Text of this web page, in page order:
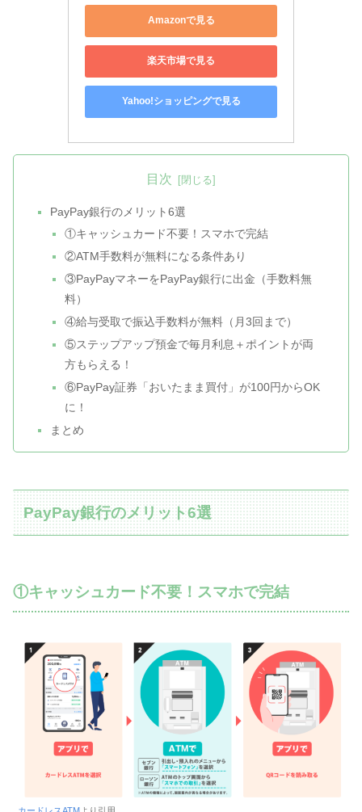
Amazonで見る
楽天市場で見る
Yahoo!ショッピングで見る
目次
PayPay銀行のメリット6選
①キャッシュカード不要！スマホで完結
②ATM手数料が無料になる条件あり
③PayPayマネーをPayPay銀行に出金（手数料無
料）
④給与受取で振込手数料が無料（月3回まで）
⑤ステップアップ預金で毎月利息＋ポイントが両
方もらえる！
⑥PayPay証券「おいたまま買付」が100円からOK
に！
まとめ
PayPay銀行のメリット6選
①キャッシュカード不要！スマホで完結